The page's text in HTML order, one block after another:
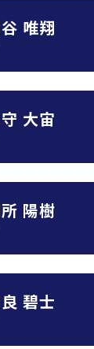
唯翔
大宙
陽樹
碧士